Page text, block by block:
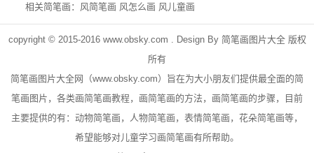
相关简笔画： 风简笔画 风怎么画 风儿童画
copyright © 2015-2016 www.obsky.com . Design By 简笔画图片大全版权
所有
简笔画图片大全网（www.obsky.com）旨在为大小朋友们提供最全面的简
笔画图片，各类画简笔画教程，画简笔画的方法，画简笔画的步骤，目前
主要提供的有： 动物简笔画 ， 人物简笔画 ，表情简笔画， 花朵简笔画等，
希望能够对儿童学习画简笔画有所帮助。